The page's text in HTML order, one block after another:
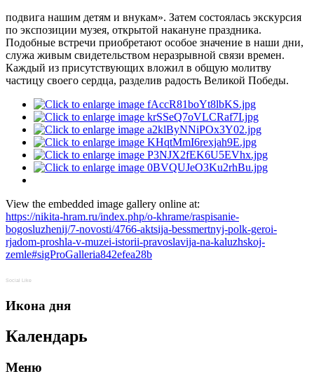
подвига нашим детям и внукам». Затем состоялась экскурсия
по экспозиции музея, открытой накануне праздника.
Подобные встречи приобретают особое значение в наши дни,
служа живым свидетельством неразрывной связи времен.
Каждый из присутствующих вложил в общую молитву
частицу своего сердца, разделив радость Великой Победы.
View the embedded image gallery online at:
https://nikita-hram.ru/index.php/o-khrame/raspisanie-
bogosluzhenij/7-novosti/4766-aktsija-bessmertnyj-polk-geroi-
rjadom-proshla-v-muzei-istorii-pravoslavija-na-kaluzhskoj-
zemle#sigProGalleria842efea28b
Social Like
Икона дня
Календарь
Меню